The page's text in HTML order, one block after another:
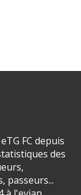
FC depuis
des
passeurs...